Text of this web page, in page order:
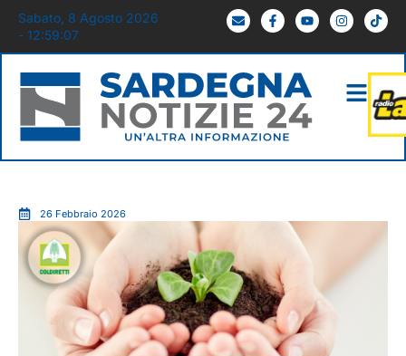
Sabato, 8 Agosto 2026
- 12:59:09
26 Febbraio 2026